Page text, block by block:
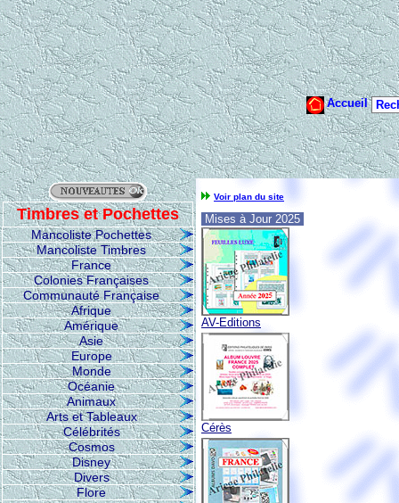
Timbres et Pochettes
Mancoliste Pochettes
Mancoliste Timbres
France
Colonies Françaises
Communauté Française
Afrique
Amérique
Asie
Europe
Monde
Océanie
Animaux
Arts et Tableaux
Célébrités
Cosmos
Disney
Divers
Flore
Voir plan du site
Mises à Jour 2025
AV-Editions
Cérès